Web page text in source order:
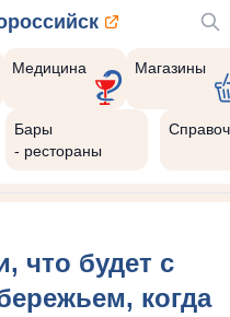
Медицина Магазины
Бары
- рестораны
что будет с
когда